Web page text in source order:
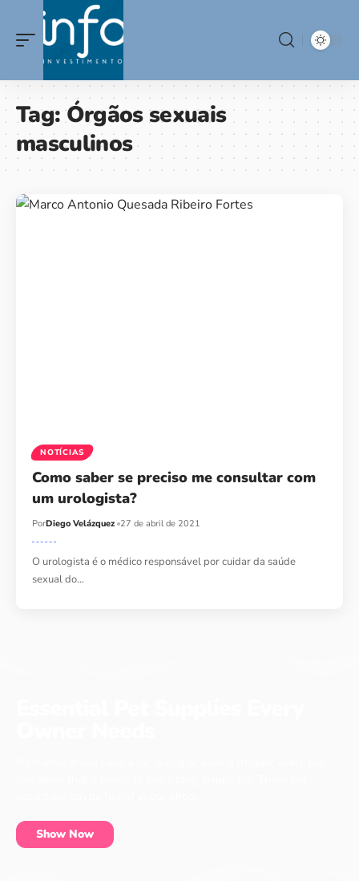
Tag:Órgãos sexuais
masculinos
NOTÍCIAS
Como saber se preciso me consultar com
um urologista?
PorDiego Velázquez 27 de abril de 2021
O urologista é o médico responsável por cuidar da saúde
sexual do…
Show Now